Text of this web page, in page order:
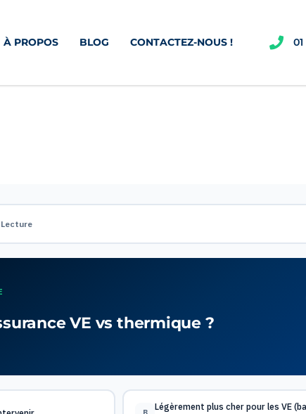
À PROPOS BLOG CONTACTEZ-NOUS !
Lecture
VE vs thermique ?
Légèrement plus cher pour les VE